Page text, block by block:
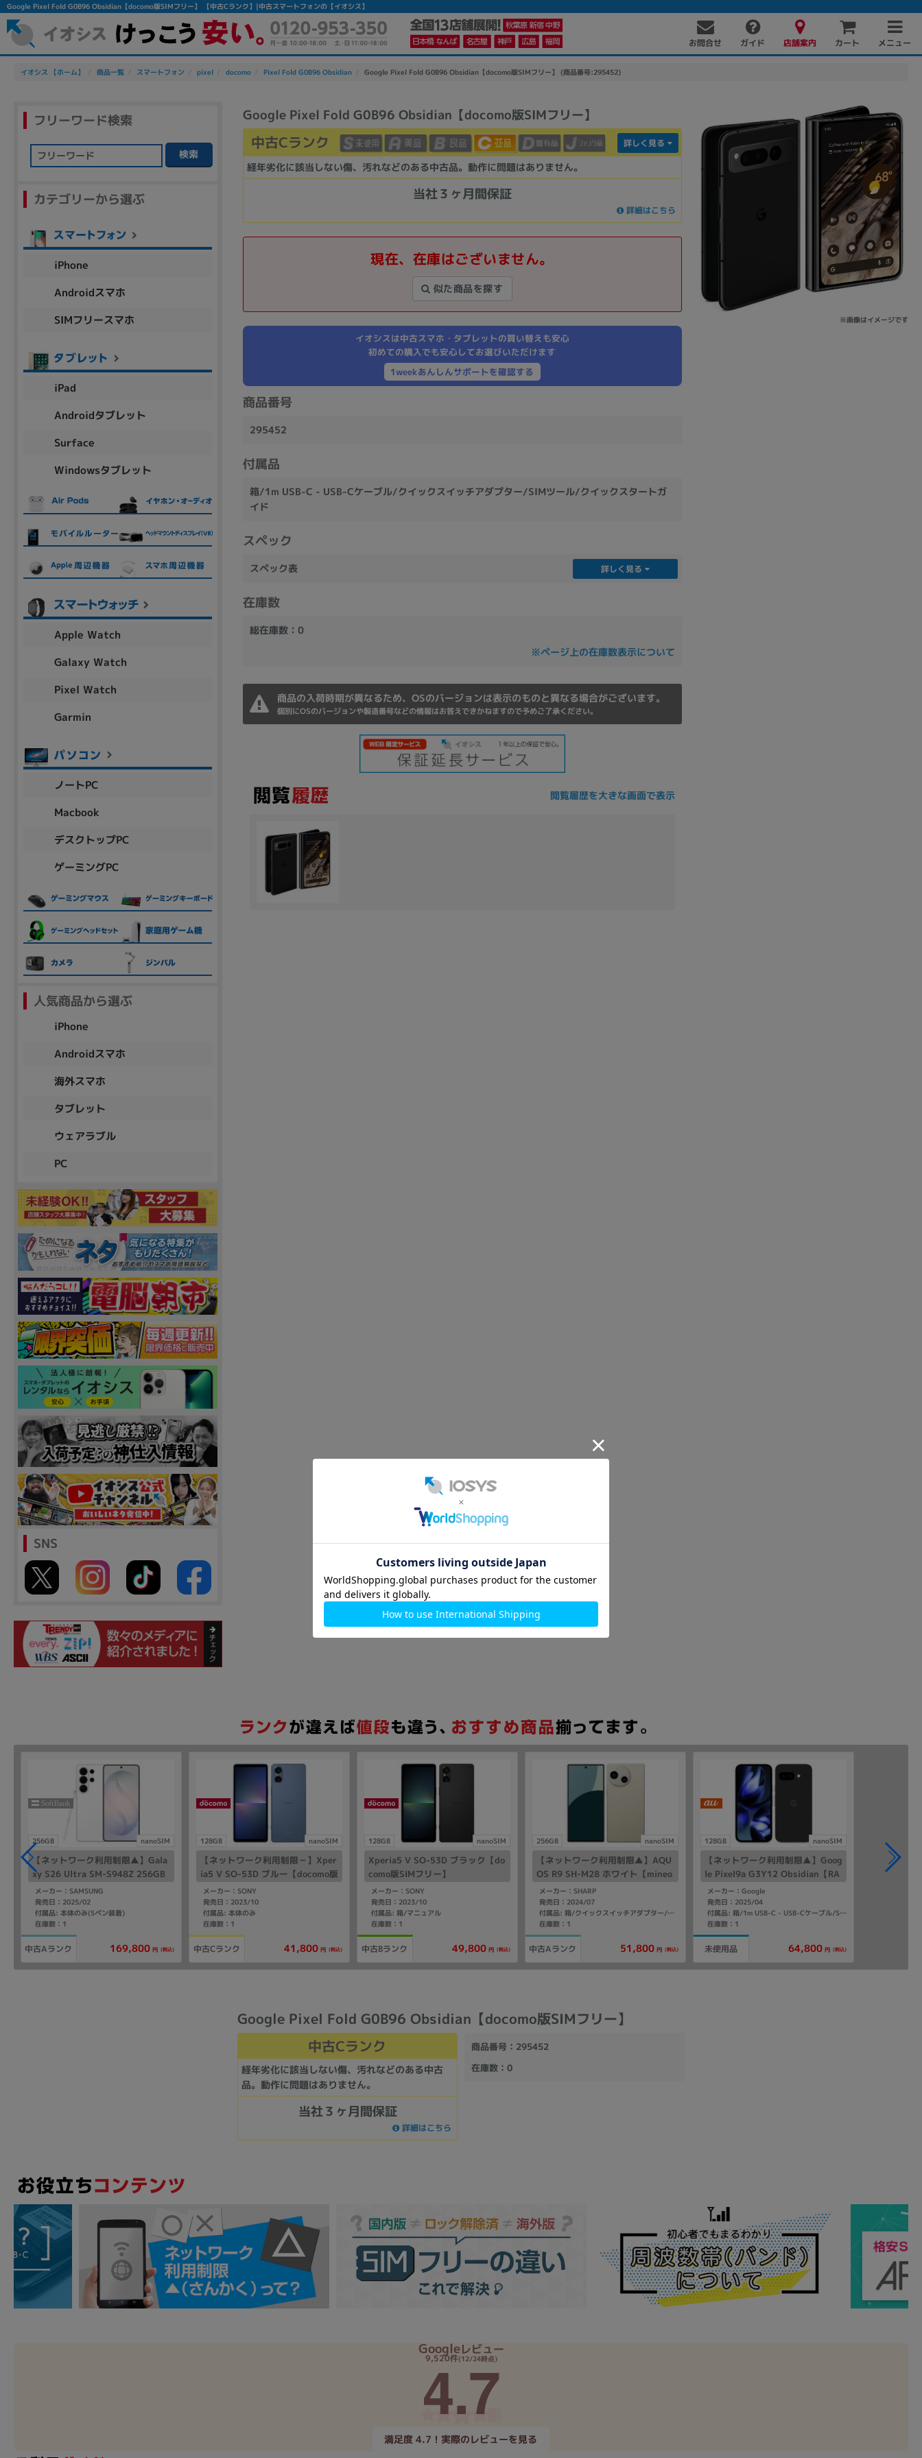
Google Pixel Fold G0B96 Obsidian【docomo版SIMフリー】 【中古Cランク】|中古スマートフォンの【イオシス】
お問合せ ガイド 店舗案内 カート メニュー
イオシス 【ホーム】 商品一覧 スマートフォン pixel docomo Pixel Fold G0B96 Obsidian Google Pixel Fold G0B96 Obsidian【docomo版SIMフリー】 (商品番号:295452)
Google Pixel Fold G0B96 Obsidian【docomo版SIMフリー】
※画像はイメージです
中古Cランク
経年劣化に該当しない傷、汚れなどのある中古品。動作に問題はありません。
詳しく見る
当社３ヶ月間保証
詳細はこちら
現在、在庫はございません。
似た商品を探す
イオシスは中古スマホ・タブレットの買い替えも安心
初めての購入でも安心してお選びいただけます
1weekあんしんサポートを確認する
商品番号
295452
付属品
箱/1m USB-C - USB-Cケーブル/クイックスイッチアダプター/SIMツール/クイックスタートガ
イド
スペック
スペック表 詳しく見る
在庫数
総在庫数：0
※ページ上の在庫数表示について
商品の入荷時期が異なるため、OSのバージョンは表示のものと異なる場合がございます。
個別にOSのバージョンや製造番号などの情報はお答えできかねますので予めご了承ください。
閲覧履歴を大きな画面で表示
フリーワード検索
検索
カテゴリーから選ぶ
iPhone
Androidスマホ
SIMフリースマホ
iPad
Androidタブレット
Surface
Windowsタブレット
Apple Watch
Galaxy Watch
Pixel Watch
Garmin
ノートPC
Macbook
デスクトップPC
ゲーミングPC
人気商品から選ぶ
iPhone
Androidスマホ
海外スマホ
タブレット
ウェアラブル
PC
SNS
256GB nanoSIM
【ネットワーク利用制限▲】Gala
xy S26 Ultra SM-S948Z 256GB
ホワイト【SoftBank版 SIMフリ
ー】
メーカー：SAMSUNG
発売日：2025/02
付属品: 本体のみ(Sペン装着)
在庫数：1
中古Aランク 169,800 円 (税込)
128GB nanoSIM
【ネットワーク利用制限－】Xper
ia5 V SO-53D ブルー【docomo版
SIMフリー】
メーカー：SONY
発売日：2023/10
付属品: 本体のみ
在庫数：1
中古Cランク 41,800 円 (税込)
128GB nanoSIM
Xperia5 V SO-53D ブラック【do
como版SIMフリー】
メーカー：SONY
発売日：2023/10
付属品: 箱/マニュアル
在庫数：1
中古Bランク 49,800 円 (税込)
256GB nanoSIM
【ネットワーク利用制限▲】AQU
OS R9 SH-M28 ホワイト【mineo
版SIMフリー】
メーカー：SHARP
発売日：2024/07
付属品: 箱/クイックスイッチアダプター/マニュアル
在庫数：1
中古Aランク 51,800 円 (税込)
128GB nanoSIM
【ネットワーク利用制限▲】Goog
le Pixel9a G3Y12 Obsidian【RA
M8GB/ROM128GB au版SIMフリ
ー】
メーカー：Google
発売日：2025/04
付属品: 箱/1m USB-C - USB-Cケーブル/SIM取り出しツール/マニュアル
在庫数：1
未使用品 64,800 円 (税込)
Google Pixel Fold G0B96 Obsidian【docomo版SIMフリー】
中古Cランク
経年劣化に該当しない傷、汚れなどのある中古
品。動作に問題はありません。
当社３ヶ月間保証
詳細はこちら
商品番号：295452
在庫数：0
Googleレビュー
9,520件(12/24時点)
4.7
満足度 4.7！実際のレビューを見る
かんたんパソコン検索に切り替える
除外ワード
人気の検索ワード：Let's note EliteBook
カテゴリー
商品ジャンルの絞り込み
PC周辺機器
商品シリーズ名・ブランド名の絞り込み。
aspire Inspiron
メーカー
Apple SONY TOSHIBA
Asus HP
商品の搭載機能による絞り込み
Webカメラ内蔵
DVDスーパーマルチ その他
ランク
商品状態の絞り込み
新品/未使用 中古 新品 Aランク
メモリ
~
容量
~
モニタサイズ
円 ～
各項目のチェックボックスは「or検索」となります。